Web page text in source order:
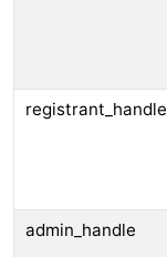
registrant_handle
admin_handle